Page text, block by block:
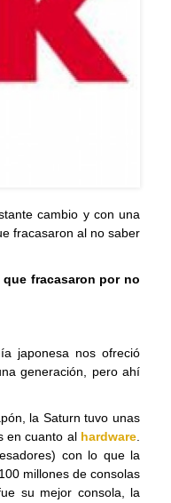
cambio y con una
fracasaron al no saber
que fracasaron por no
japonesa nos ofreció
generación, pero ahí
la Saturn tuvo unas
en cuanto al hardware.
con lo que la
millones de consolas
su mejor consola, la